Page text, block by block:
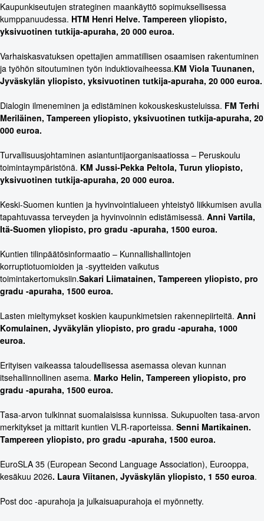
Kaupunkiseutujen strateginen maankäyttö sopimuksellisessa
kumppanuudessa. HTM Henri Helve. Tampereen yliopisto,
yksivuotinen tutkija-apuraha, 20 000 euroa.
Varhaiskasvatuksen opettajien ammatillisen osaamisen rakentuminen
ja työhön sitoutuminen työn induktiovaiheessa.KM Viola Tuunanen,
Jyväskylän yliopisto, yksivuotinen tutkija-apuraha, 20 000 euroa.
Dialogin ilmeneminen ja edistäminen kokouskeskusteluissa. FM Terhi
Meriläinen, Tampereen yliopisto, yksivuotinen tutkija-apuraha, 20
000 euroa.
Turvallisuusjohtaminen asiantuntijaorganisaatiossa – Peruskoulu
toimintaympäristönä. KM Jussi-Pekka Peltola, Turun yliopisto,
yksivuotinen tutkija-apuraha, 20 000 euroa.
Keski-Suomen kuntien ja hyvinvointialueen yhteistyö liikkumisen avulla
tapahtuvassa terveyden ja hyvinvoinnin edistämisessä. Anni Vartila,
Itä-Suomen yliopisto, pro gradu -apuraha, 1500 euroa.
Kuntien tilinpäätösinformaatio – Kunnallishallintojen
korruptiotuomioiden ja -syytteiden vaikutus
toimintakertomuksiin.Sakari Liimatainen, Tampereen yliopisto, pro
gradu -apuraha, 1500 euroa.
Lasten mieltymykset koskien kaupunkimetsien rakennepiirteitä. Anni
Komulainen, Jyväkylän yliopisto, pro gradu -apuraha, 1000
euroa.
Erityisen vaikeassa taloudellisessa asemassa olevan kunnan
itsehallinnollinen asema. Marko Helin, Tampereen yliopisto, pro
gradu -apuraha, 1500 euroa.
Tasa-arvon tulkinnat suomalaisissa kunnissa. Sukupuolten tasa-arvon
merkitykset ja mittarit kuntien VLR-raporteissa. Senni Martikainen.
Tampereen yliopisto, pro gradu -apuraha, 1500 euroa.
EuroSLA 35 (European Second Language Association), Eurooppa,
kesäkuu 2026. Laura Viitanen, Jyväskylän yliopisto, 1 550 euroa.
Post doc -apurahoja ja julkaisuapurahoja ei myönnetty.